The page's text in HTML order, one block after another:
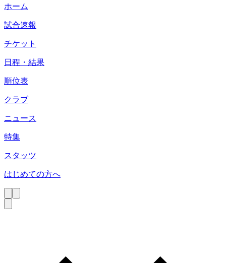
ホーム
試合速報
チケット
日程・結果
順位表
クラブ
ニュース
特集
スタッツ
はじめての方へ